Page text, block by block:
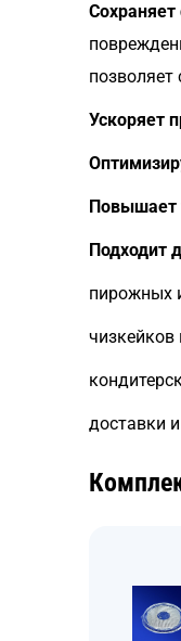
позволяет
Ускоряет
Повышает
Подходит
пирожных
чизкейков
доставки